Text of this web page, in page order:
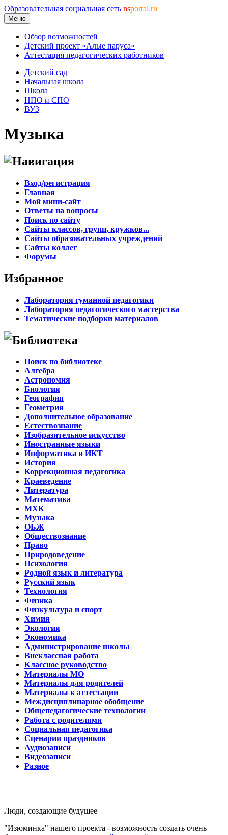
Образовательная социальная сеть nsportal.ru
Меню
Обзор возможностей
Детский проект «Алые паруса»
Аттестация педагогических работников
Детский сад
Начальная школа
Школа
НПО и СПО
ВУЗ
Музыка
Навигация
Вход/регистрация
Главная
Мой мини-сайт
Ответы на вопросы
Поиск по сайту
Сайты классов, групп, кружков...
Сайты образовательных учреждений
Сайты коллег
Форумы
Избранное
Лаборатория гуманной педагогики
Лаборатория педагогического мастерства
Тематические подборки материалов
Библиотека
Поиск по библиотеке
Алгебра
Астрономия
Биология
География
Геометрия
Дополнительное образование
Естествознание
Изобразительное искусство
Иностранные языки
Информатика и ИКТ
История
Коррекционная педагогика
Краеведение
Литература
Математика
МХК
Музыка
ОБЖ
Обществознание
Право
Природоведение
Психология
Родной язык и литература
Русский язык
Технология
Физика
Физкультура и спорт
Химия
Экология
Экономика
Администрирование школы
Внеклассная работа
Классное руководство
Материалы МО
Материалы для родителей
Материалы к аттестации
Междисциплинарное обобщение
Общепедагогические технологии
Работа с родителями
Социальная педагогика
Сценарии праздников
Аудиозаписи
Видеозаписи
Разное
Люди, создающие будущее
"Изюминка" нашего проекта - возможность создать очень